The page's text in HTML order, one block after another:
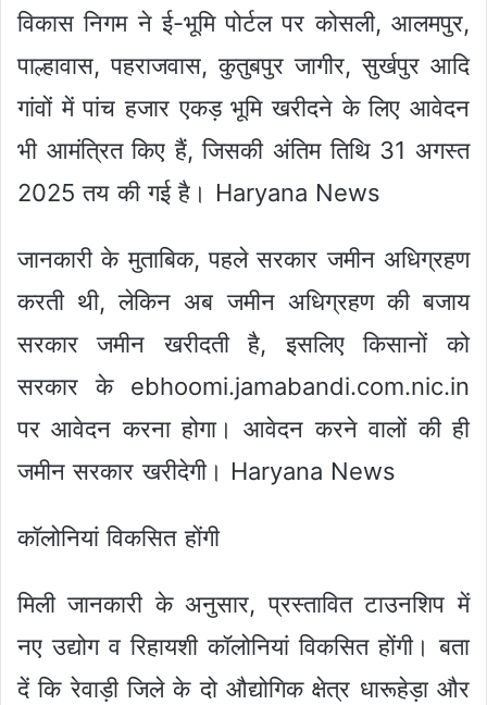
विकास निगम ने ई-भूमि पोर्टल पर कोसली, आलमपुर,
पाल्हावास, पहराजवास, कुतुबपुर जागीर, सुर्खपुर आदि
गांवों में पांच हजार एकड़ भूमि खरीदने के लिए आवेदन
भी आमंत्रित किए हैं, जिसकी अंतिम तिथि 31 अगस्त
2025 तय की गई है। Haryana News
जानकारी के मुताबिक, पहले सरकार जमीन अधिग्रहण
करती थी, लेकिन अब जमीन अधिग्रहण की बजाय
सरकार जमीन खरीदती है, इसलिए किसानों को
सरकार के ebhoomi.jamabandi.com.nic.in
पर आवेदन करना होगा। आवेदन करने वालों की ही
जमीन सरकार खरीदेगी। Haryana News
कॉलोनियां विकसित होंगी
मिली जानकारी के अनुसार, प्रस्तावित टाउनशिप में
नए उद्योग व रिहायशी कॉलोनियां विकसित होंगी। बता
दें कि रेवाड़ी जिले के दो औद्योगिक क्षेत्र धारूहेड़ा और